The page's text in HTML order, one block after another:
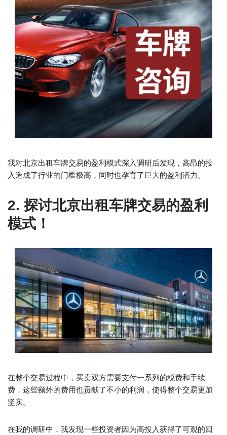
我对北京出租车牌交易的盈利模式深入调研后发现，高昂的投
入造成了行业的门槛极高，同时也孕育了巨大的盈利潜力。
2. 探讨北京出租车牌交易的盈利
模式！
在整个交易过程中，买卖双方需要支付一系列的税费和手续
费，这些额外的费用也贡献了不小的利润，使得整个交易更加
坚实。
在我的调研中，我发现一些投资者因为高投入获得了可观的回